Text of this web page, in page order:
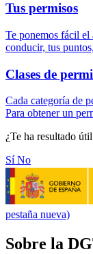
Tus permisos
Te ponemos fácil el
conducir, tus
Clases de
Cada categoría de
Para obtener un
¿Te ha resultado
Sí No
pestaña nueva)
Sobre la